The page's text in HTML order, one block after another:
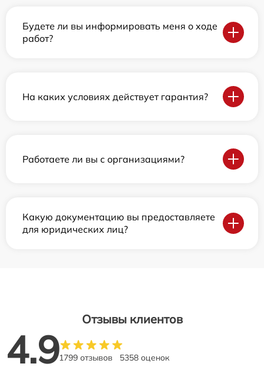
Будете ли вы информировать меня о ходе
работ?
На каких условиях действует гарантия?
Работаете ли вы с организациями?
Какую документацию вы предоставляете
для юридических лиц?
Отзывы клиентов
4.91799 отзывов 5358 оценок